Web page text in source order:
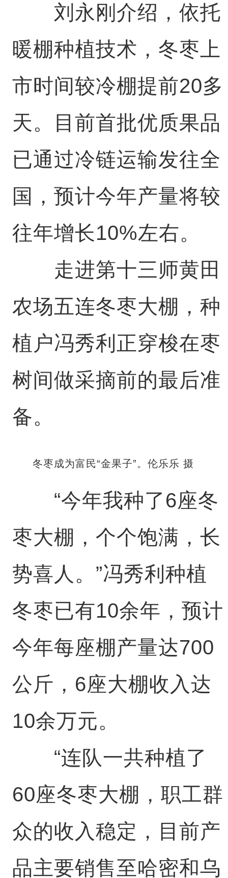
刘永刚介绍，依托
暖棚种植技术，冬枣上
市时间较冷棚提前20多
天。目前首批优质果品
已通过冷链运输发往全
国，预计今年产量将较
往年增长10%左右。
走进第十三师黄田
农场五连冬枣大棚，种
植户冯秀利正穿梭在枣
树间做采摘前的最后准
备。
冬枣成为富民“金果子”。伦乐乐 摄
“今年我种了6座冬
枣大棚，个个饱满，长
势喜人。”冯秀利种植
冬枣已有10余年，预计
今年每座棚产量达700
公斤，6座大棚收入达
10余万元。
“连队一共种植了
60座冬枣大棚，职工群
众的收入稳定，目前产
品主要销售至哈密和乌